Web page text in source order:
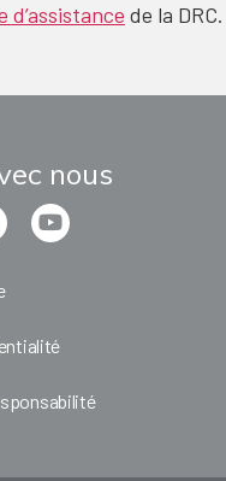
d’assistance de la DRC.
nous